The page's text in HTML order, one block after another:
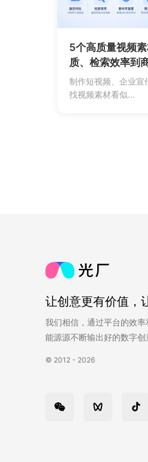
5个高质量视频
质、检索效率到
制作短视频、企业宣
找视频素材看似...
让创意更有价值，
我们相信，通过平台的效
能源源不断输出好的数字创
© 2012 - 2026